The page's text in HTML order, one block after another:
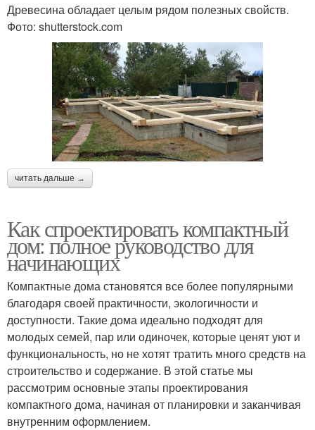
Древесина обладает целым рядом полезных свойств.
Фото: shutterstock.com
читать дальше →
Как спроектировать компактный
дом: полное руководство для
начинающих
Компактные дома становятся все более популярными
благодаря своей практичности, экологичности и
доступности. Такие дома идеально подходят для
молодых семей, пар или одиночек, которые ценят уют и
функциональность, но не хотят тратить много средств на
строительство и содержание. В этой статье мы
рассмотрим основные этапы проектирования
компактного дома, начиная от планировки и заканчивая
внутренним оформлением.